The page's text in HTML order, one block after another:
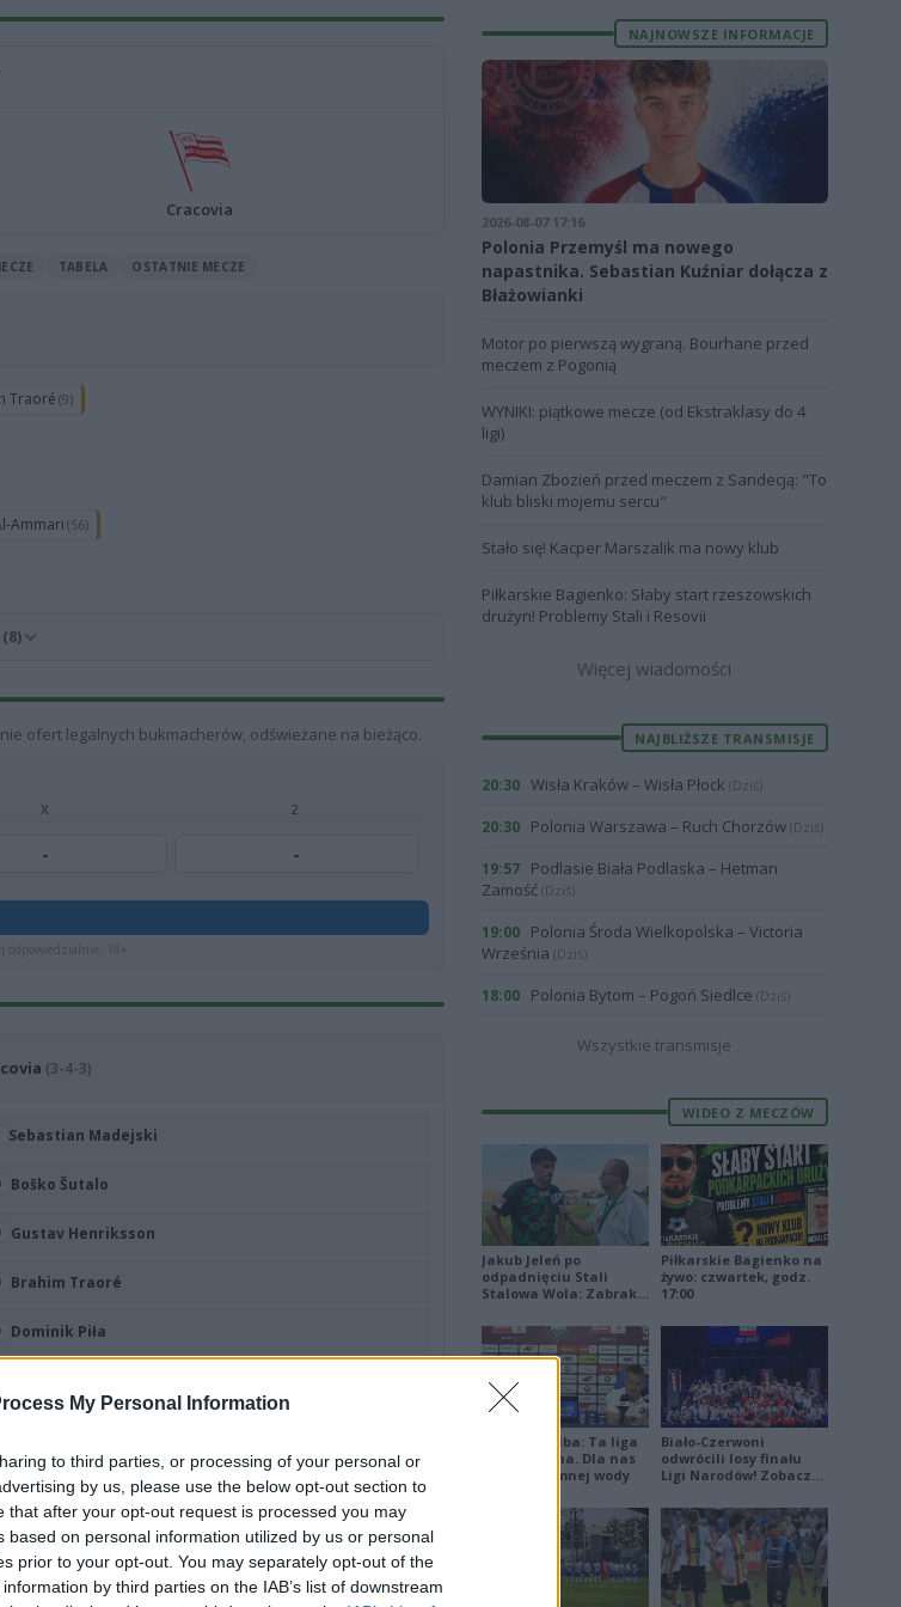
My Personal Information
to third parties, or processing of your personal or
by us, please use the below opt-out section to
that after your opt-out request is processed you may
based on personal information utilized by us or personal
prior to your opt-out. You may separately opt-out of the
by third parties on the IAB’s list of downstream
Cracovia
TABELA OSTATNIE MECZE
Traoré (9)
Ammari (56)
ofert legalnych bukmacherów, odświeżane na bieżąco.
X 2
- -
odpowiedzialnie, 18+
(3-4-3)
Sebastian Madejski
Boško Šutalo
Gustav Henriksson
Brahim Traoré
Dominik Piła
Mauro Perković
Ajdin Hasić
Kahveh Zahiroleslam 85
NAJNOWSZE INFORMACJE
2026-08-07 17:16
Polonia Przemyśl ma nowego
napastnika. Sebastian Kuźniar dołącza z
Błażowianki
Motor po pierwszą wygraną. Bourhane przed
meczem z Pogonią
WYNIKI: piątkowe mecze (od Ekstraklasy do 4
ligi)
Damian Zbozień przed meczem z Sandecją: "To
klub bliski mojemu sercu"
Stało się! Kacper Marszalik ma nowy klub
Piłkarskie Bagienko: Słaby start rzeszowskich
drużyn! Problemy Stali i Resovii
Więcej wiadomości
NAJBLIŻSZE TRANSMISJE
20:30 Wisła Kraków – Wisła Płock (Dziś)
20:30 Polonia Warszawa – Ruch Chorzów (Dziś)
19:57
Podlasie Biała Podlaska – Hetman
Zamość (Dziś)
19:00
Polonia Środa Wielkopolska – Victoria
Września (Dziś)
18:00 Polonia Bytom – Pogoń Siedlce (Dziś)
Wszystkie transmisje
WIDEO Z MECZÓW
Jakub Jeleń po
odpadnięciu Stali
Stalowa Wola: Zabrakło
Piłkarskie Bagienko na
żywo: czwartek, godz.
17:00
Damian Skiba: Ta liga
jest brutalna. Dla nas
to kubeł zimnej wody
Biało-Czerwoni
odwrócili losy finału
Ligi Narodów! Zobacz